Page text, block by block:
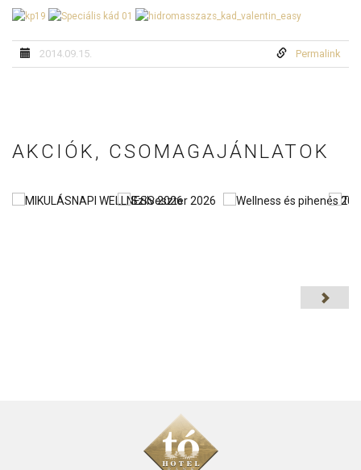
2014.09.15. Permalink
AKCIÓK, CSOMAGAJÁNLATOK